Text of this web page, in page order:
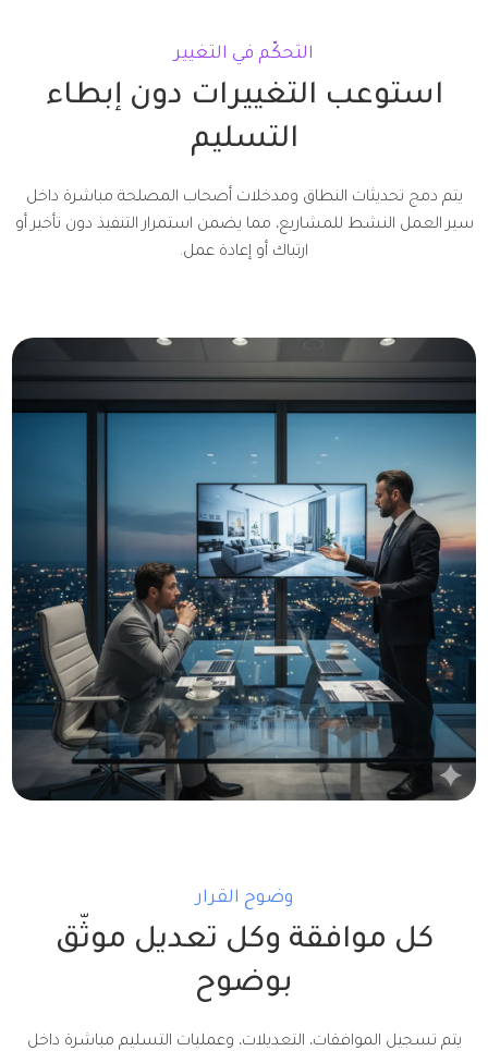
التحكّم في التغيير
استوعب التغييرات دون إبطاء
التسليم
يتم دمج تحديثات النطاق ومدخلات أصحاب المصلحة مباشرة داخل
سير العمل النشط للمشاريع، مما يضمن استمرار التنفيذ دون تأخير أو
ارتباك أو إعادة عمل.
وضوح القرار
كل موافقة وكل تعديل موثّق
بوضوح
يتم تسجيل الموافقات، التعديلات، وعمليات التسليم مباشرة داخل